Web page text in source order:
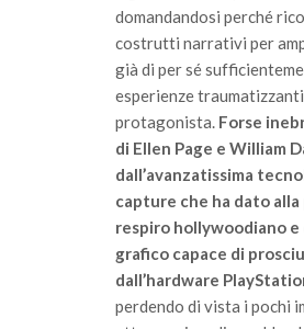
domandandosi perché
costrutti narrativi per
già di per sé
esperienze
protagonista. Forse
di Ellen Page e William
dall’avanzatissima
capture che ha dato
respiro hollywoodiano e
grafico capace di
dall’hardware
perdendo di vista i pochi